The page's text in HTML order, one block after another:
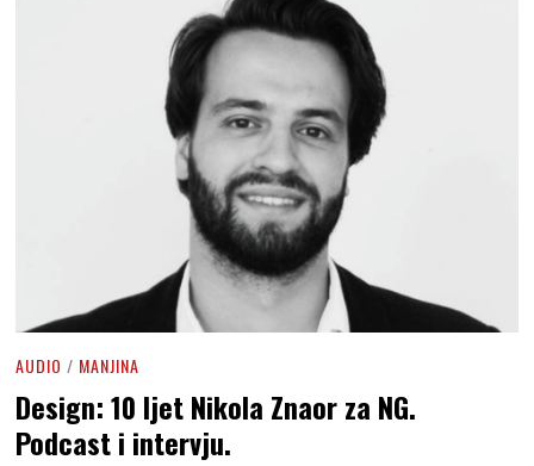
AUDIO / MANJINA
Design: 10 ljet Nikola Znaor za NG.
Podcast i intervju.